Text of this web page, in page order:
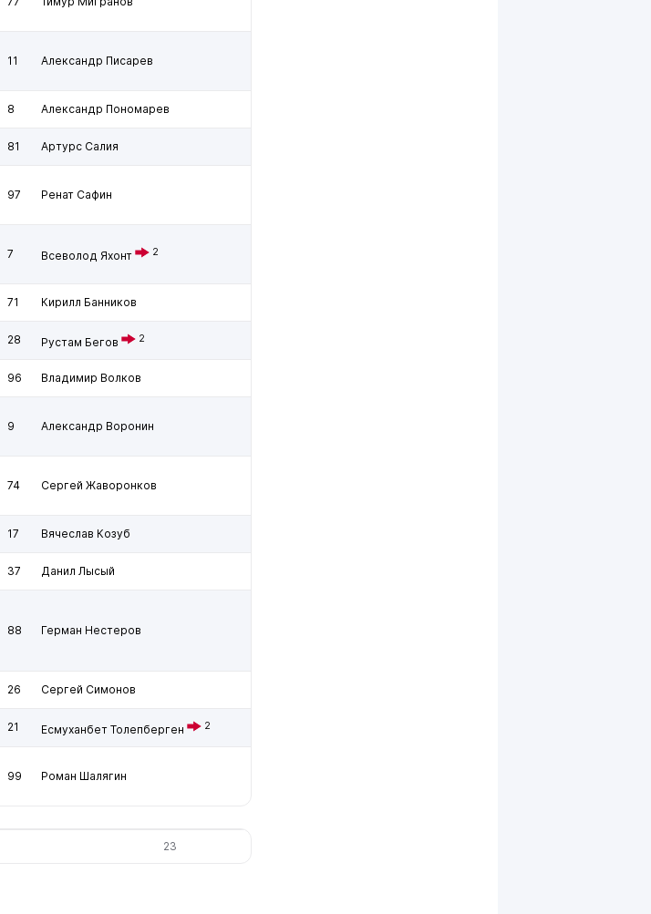
11 Александр Писарев
8 Александр Пономарев
81 Артурс Салия
97 Ренат Сафин
7 Всеволод Яхонт 2
71 Кирилл Банников
28 Рустам Бегов 2
96 Владимир Волков
9 Александр Воронин
74 Сергей Жаворонков
17 Вячеслав Козуб
37 Данил Лысый
88 Герман Нестеров
26 Сергей Симонов
21 Есмуханбет Толепберген 2
99 Роман Шалягин
23